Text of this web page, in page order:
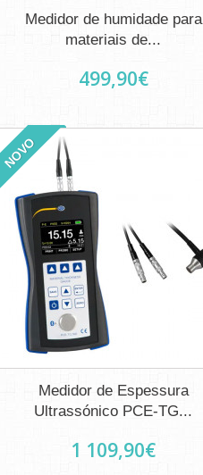
Medidor de humidade para
materiais de...
499,90€
NOVO
Medidor de Espessura
Ultrassónico PCE-TG...
1 109,90€